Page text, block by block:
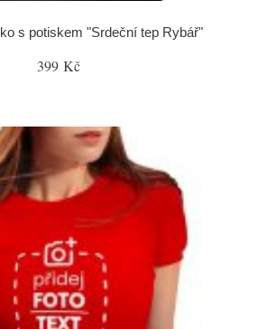
s potiskem "Srdeční tep Rybář"
399 Kč